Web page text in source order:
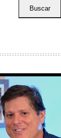
Buscar